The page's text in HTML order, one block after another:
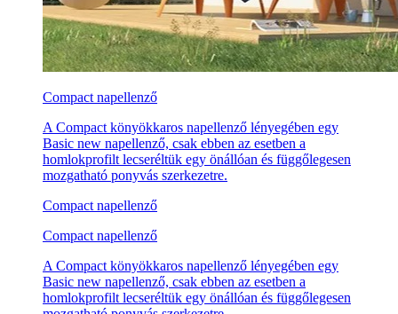
Compact napellenző
A Compact könyökkaros napellenző lényegében egy
Basic new napellenző, csak ebben az esetben a
homlokprofilt lecseréltük egy önállóan és függőlegesen
mozgatható ponyvás szerkezetre.
Compact napellenző
Compact napellenző
A Compact könyökkaros napellenző lényegében egy
Basic new napellenző, csak ebben az esetben a
homlokprofilt lecseréltük egy önállóan és függőlegesen